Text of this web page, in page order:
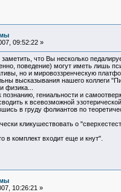
09:52:22 »
что Вы несколько
поведение) могут иметь лишь
но и мировоззренческую
высказывания нашего коллеги
физика...
познанию, гениальности и
к всевозможной
в груду фолиантов по
кликушествовать о
комплект входит еще и кнут".
10:26:21 »